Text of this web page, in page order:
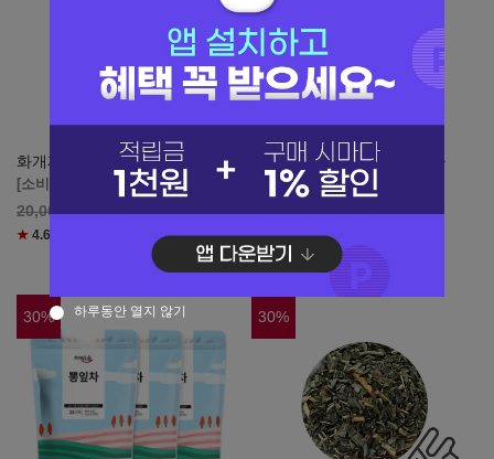
화개제다 옥로 뽕잎차 40g
[소비기한 1년 이상]
20,000 18,000원
★ 4.6
연우제다 국내산 구지뽕잎차
40g
[소비기한 2027.05.30]
★ 4.6 (리뷰
30% 30%
하루동안 열지 않기